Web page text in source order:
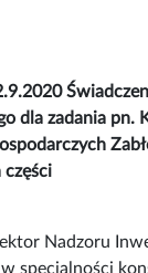
dla zadania pn.
części
Nadzoru
specjalności